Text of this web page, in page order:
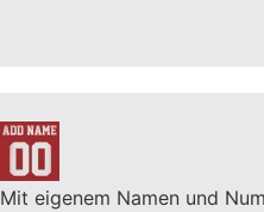
Mit eigenem Namen und